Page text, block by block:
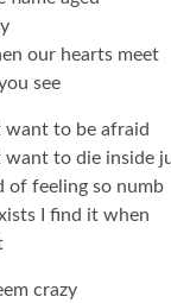
our hearts meet
see
want to be afraid
want to die inside
of feeling so numb
I find it when
crazy